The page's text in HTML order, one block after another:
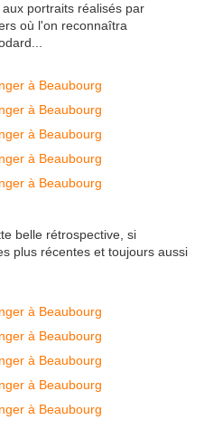
portraits réalisés par
où l'on reconnaîtra
belle rétrospective, si
plus récentes et toujours aussi